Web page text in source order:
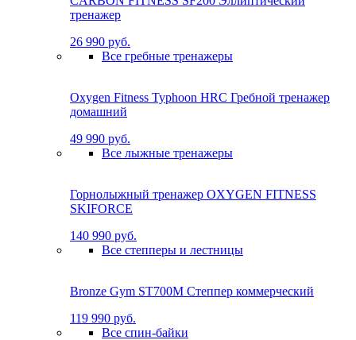
тренажер
26 990 руб.
Все гребные тренажеры
Oxygen Fitness Typhoon HRC Гребной тренажер
домашний
49 990 руб.
Все лыжные тренажеры
Горнолыжный тренажер OXYGEN FITNESS
SKIFORCE
140 990 руб.
Все степперы и лестницы
Bronze Gym ST700M Степпер коммерческий
119 990 руб.
Все спин-байки